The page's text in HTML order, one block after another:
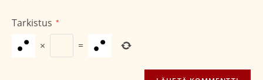
Tarkistus *
× =